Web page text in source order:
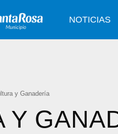
NOTICIAS
y Ganadería
Y